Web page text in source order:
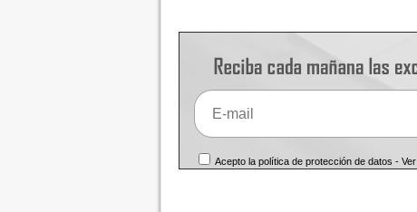
Acepto la política de protección de datos -Ver